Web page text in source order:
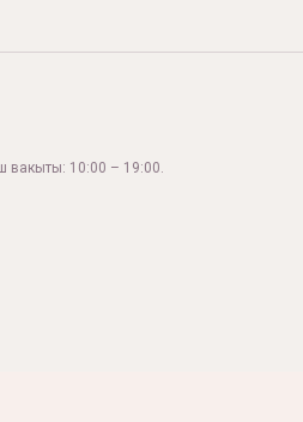
вакыты: 10:00 – 19:00.